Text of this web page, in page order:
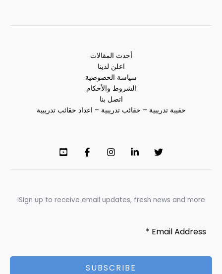
أحدث المقالات
اعلن لدينا
سياسة الخصوصية
الشروط والأحكام
اتصل بنا
حقيبة تدريبية – حقائب تدريبية – اعداد حقائب تدريبية
Sign up to receive email updates, fresh news and more!
SUBSCRIBE